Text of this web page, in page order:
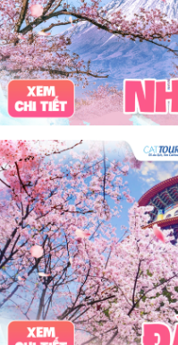
đặc sản du lịch sầm sơn
tour du lịch 3 ngày 2 đêm
Đảo Lan Châu
Cẩm
chợ Cửa Lò
tour du lịch
Hạ Long
Đảo Hòn Ngư
ATM
mới nhất
cẩm
ô tô
phượt 99k
Tuyển dụng
Nhân viên
miền Bắc
miền Trung
đền độc cước
chi phí